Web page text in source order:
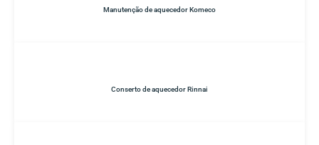
Manutenção de aquecedor Komeco
Conserto de aquecedor Rinnai